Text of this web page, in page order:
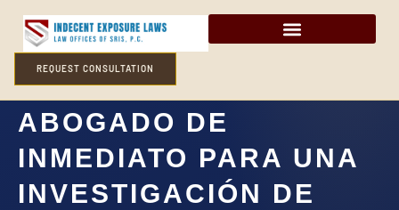
REQUEST CONSULTATION
¿NECESITO UN
ABOGADO DE
INMEDIATO PARA UNA
INVESTIGACIÓN DE